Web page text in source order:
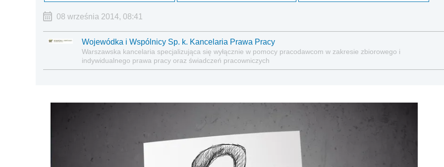
08 września 2014, 08:41
Wojewódka i Wspólnicy Sp. k. Kancelaria Prawa Pracy
Warszawska kancelaria specjalizująca się wyłącznie w pomocy pracodawcom w zakresie zbiorowego i
indywidualnego prawa pracy oraz świadczeń pracowniczych